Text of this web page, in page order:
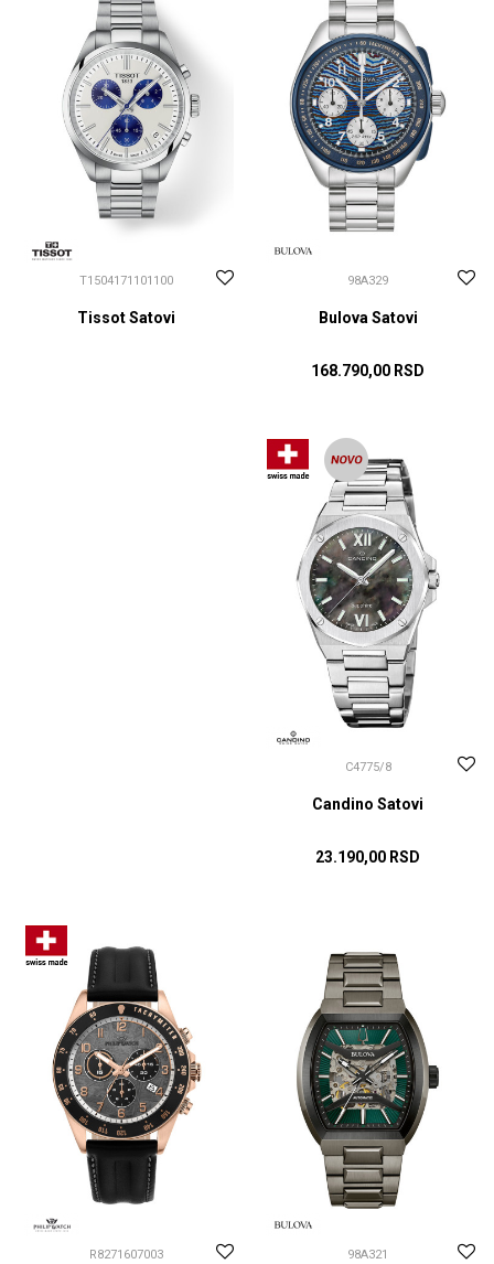
T1504171101100
Tissot Satovi
98A329
Bulova Satovi
168.790,00 RSD
DODAJ U KORPU
C4775/8
Candino Satovi
23.190,00 RSD
R8271607003 98A321